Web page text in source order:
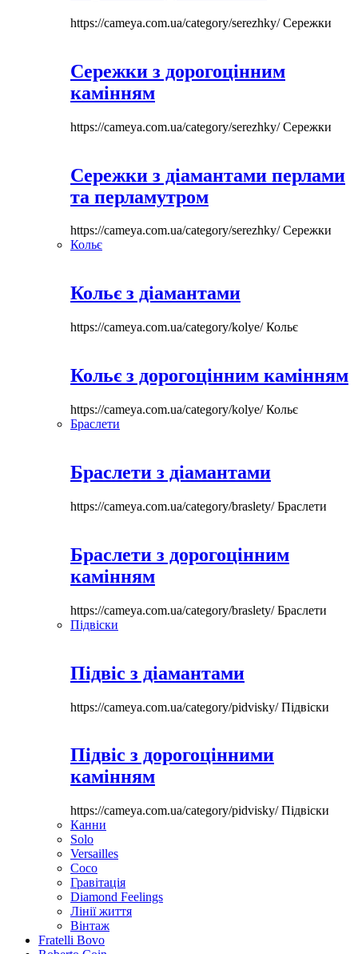
https://cameya.com.ua/category/serezhky/Сережки
Сережки з дорогоцінним
камінням
https://cameya.com.ua/category/serezhky/Сережки
Сережки з діамантами перлами
та перламутром
https://cameya.com.ua/category/serezhky/Сережки
Кольє
Кольє з діамантами
https://cameya.com.ua/category/kolye/Кольє
Кольє з дорогоцінним камінням
https://cameya.com.ua/category/kolye/Кольє
Браслети
Браслети з діамантами
https://cameya.com.ua/category/braslety/Браслети
Браслети з дорогоцінним
камінням
https://cameya.com.ua/category/braslety/Браслети
Підвіски
Підвіс з діамантами
https://cameya.com.ua/category/pidvisky/Підвіски
Підвіс з дорогоцінними
камінням
https://cameya.com.ua/category/pidvisky/Підвіски
Канни
Solo
Versailles
Coco
Гравітація
Diamond Feelings
Лінії життя
Вінтаж
Fratelli Bovo